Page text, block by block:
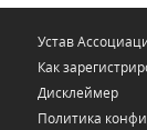
Устав
Как
Дисклеймер
Политика